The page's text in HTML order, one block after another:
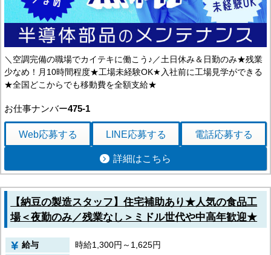
＼空調完備の職場でカイテキに働こう♪／土日休み＆日勤のみ★残業
少なめ！月10時間程度★工場未経験OK★入社前に工場見学ができる
★全国どこからでも移動費を全額支給★
お仕事ナンバー475-1
Web応募する LINE応募する 電話応募する
詳細はこちら
【納豆の製造スタッフ】住宅補助あり★人気の食品工
場＜夜勤のみ／残業なし＞ミドル世代や中高年歓迎★
給与 時給1,300円～1,625円